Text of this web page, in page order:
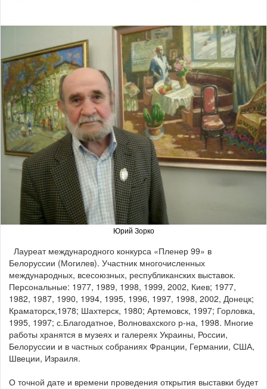
Юрий Зорко
Лауреат международного конкурса «Пленер 99» в
Белоруссии (Могилев). Участник многочисленных
международных, всесоюзных, республиканских выставок.
Персональные: 1977, 1989, 1998, 1999, 2002, Киев; 1977,
1982, 1987, 1990, 1994, 1995, 1996, 1997, 1998, 2002, Донецк;
Краматорск,1978; Шахтерск, 1980; Артемовск, 1997; Горловка,
1995, 1997; с.Благодатное, Волновахского р-на, 1998. Многие
работы хранятся в музеях и галереях Украины, России,
Белоруссии и в частных собраниях Франции, Германии, США,
Швеции, Израиля.
О точной дате и времени проведения открытия выставки будет